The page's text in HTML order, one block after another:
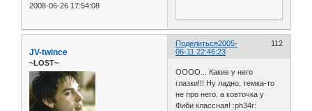
2008-06-26 17:54:08
Поделиться 112
2005-
06-11 22:46:23
JV-twince
~LOST~
ОООО... Какие у него
глазки!!! Ну ладно, темка-то
не про него, а ковточка у
Фиби классная! :ph34r: